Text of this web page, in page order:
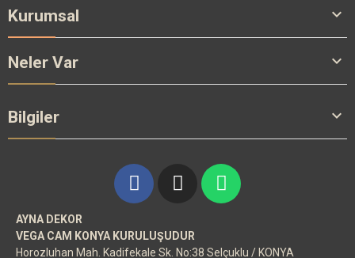
Kurumsal 
Neler Var 
Bilgiler 
AYNA DEKOR
VEGA CAM KONYA KURULUŞUDUR
Horozluhan Mah. Kadifekale Sk. No:38 Selçuklu / KONYA